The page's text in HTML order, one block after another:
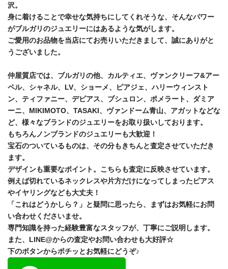
沢。
身に着けることで幸せな気持ちにしてくれそうな、そんなパワー
がブルガリのジュエリーにはあるような気がします。
ご愛用のお品物を当店にてお売りいただきまして、誠にありがと
うございました。
仲屋質店では、ブルガリの他、カルティエ、ヴァンクリーフ&アー
ペル、シャネル、LV、ショーメ、ピアジェ、ハリーウィンスト
ン、ティファニー、デビアス、ブシュロン、ポメラート、ダミア
ーニ、MIKIMOTO、TASAKI、ヴァンドーム青山、アガットなどな
ど、様々なブランドのジュエリーをお取り扱いしております。
もちろんノンブランドのジュエリーも大歓迎！
宝石のついているものは、その分もきちんと査定させていただき
ます。
デザインも重要なポイント。こちらも査定に反映させています。
例えば切れているネックレスや片方だけになってしまったピアス
やイヤリングなども大丈夫！
「これはどうかしら？」と疑問に思ったら、まずはお気軽にお問
い合わせくださいませ。
専門知識を持った経験豊富なスタッフが、丁寧にご説明します。
また、LINE@からの査定やお問い合わせも大好評☆
下のボタンからポチッとお気軽にどうぞ♪